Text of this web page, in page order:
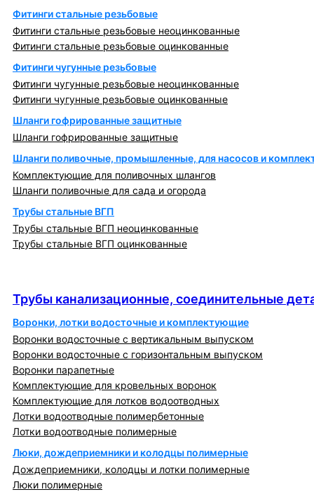
Фитинги стальные резьбовые
Фитинги стальные резьбовые неоцинкованные
Фитинги стальные резьбовые оцинкованные
Фитинги чугунные резьбовые
Фитинги чугунные резьбовые неоцинкованные
Фитинги чугунные резьбовые оцинкованные
Шланги гофрированные защитные
Шланги гофрированные защитные
Шланги поливочные, промышленные, для насосов и
Комплектующие для поливочных шлангов
Шланги поливочные для сада и огорода
Трубы стальные ВГП
Трубы стальные ВГП неоцинкованные
Трубы стальные ВГП оцинкованные
Трубы канализационные, соединительные
Воронки, лотки водосточные и комплектующие
Воронки водосточные с вертикальным выпуском
Воронки водосточные с горизонтальным выпуском
Воронки парапетные
Комплектующие для кровельных воронок
Комплектующие для лотков водоотводных
Лотки водоотводные полимербетонные
Лотки водоотводные полимерные
Люки, дождеприемники и колодцы полимерные
Дождеприемники, колодцы и лотки полимерные
Люки полимерные